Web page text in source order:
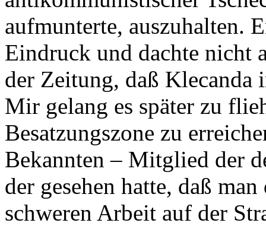
aufmunterte, auszuhalten.
Eindruck und dachte nicht
der Zeitung, daß Klecanda
Mir gelang es später zu
Besatzungszone zu
Bekannten – Mitglied der
der gesehen hatte, daß
schweren Arbeit auf der